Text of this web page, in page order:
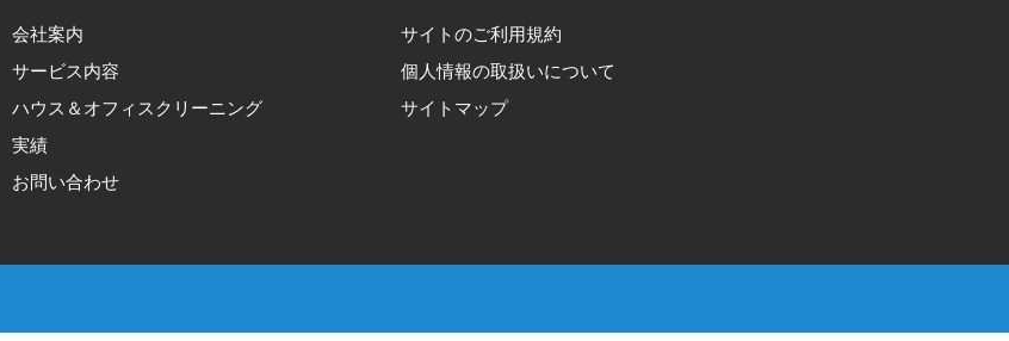
会社案内
サービス内容
ハウス＆オフィスクリーニング
実績
お問い合わせ
サイトのご利用規約
個人情報の取扱いについて
サイトマップ